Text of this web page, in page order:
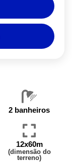
2 banheiros
12x60m
(dimensão do
terreno)